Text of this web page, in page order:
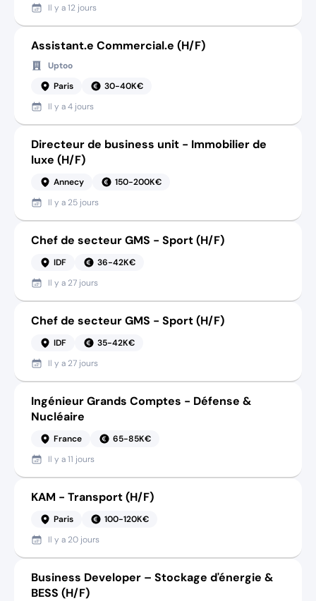
Il y a12 jours
Assistant.e Commercial.e (H/F)
Uptoo
Paris
30-40K€
Il y a4 jours
Directeur de business unit - Immobilier de
luxe (H/F)
Annecy
150-200K€
Il y a 25 jours
Chef de secteur GMS - Sport (H/F)
IDF
36-42K€
Il y a 27 jours
Chef de secteur GMS - Sport (H/F)
IDF
35-42K€
Il y a 27 jours
Ingénieur Grands Comptes - Défense &
Nucléaire
France
65-85K€
Il y a11 jours
KAM - Transport (H/F)
Paris
100-120K€
Il y a 20 jours
Business Developer – Stockage d'énergie &
BESS (H/F)